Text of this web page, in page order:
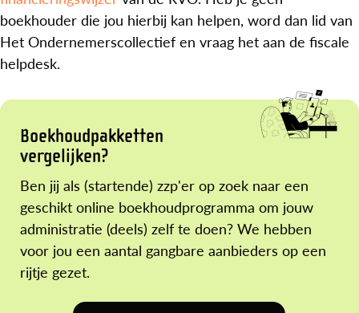
boekhouder die jou hierbij kan helpen, word dan lid van
Het Ondernemerscollectief en vraag het aan de fiscale
helpdesk.
Boekhoudpakketten
vergelijken?
Ben jij als (startende) zzp'er op zoek naar een
geschikt online boekhoudprogramma om jouw
administratie (deels) zelf te doen? We hebben
voor jou een aantal gangbare aanbieders op een
rijtje gezet.